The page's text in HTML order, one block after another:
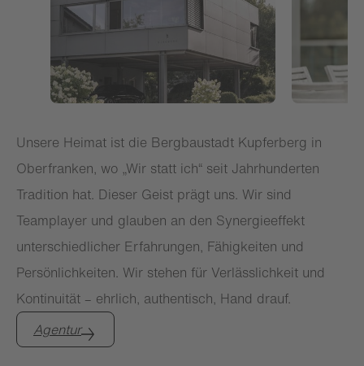
Unsere Heimat ist die Bergbaustadt Kupferberg in
Oberfranken, wo „Wir statt ich“ seit Jahrhunderten
Tradition hat. Dieser Geist prägt uns. Wir sind
Teamplayer und glauben an den Synergieeffekt
unterschiedlicher Erfahrungen, Fähigkeiten und
Persönlichkeiten. Wir stehen für Verlässlichkeit und
Kontinuität – ehrlich, authentisch, Hand drauf.
Agentur